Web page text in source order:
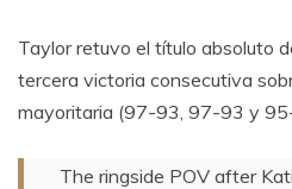
Taylor retuvo el título absoluto
tercera victoria consecutiva
mayoritaria (97-93, 97-93 y
The ringside POV after